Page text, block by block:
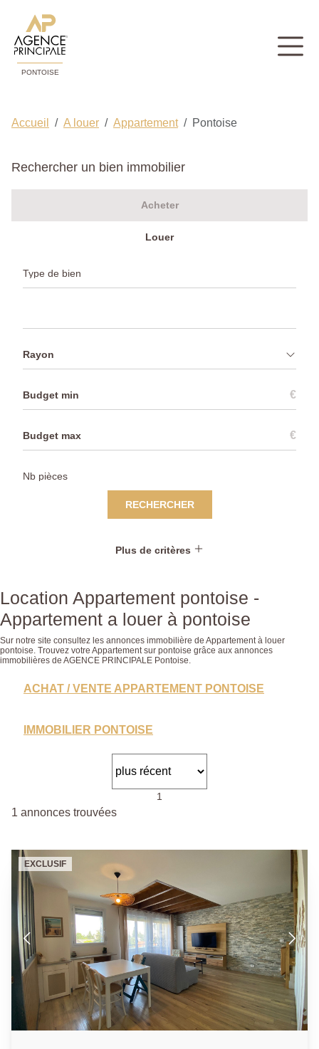
PONTOISE
Accueil A louer Appartement Pontoise
Rechercher un bien immobilier
Acheter
Louer
Rayon
€
€
RECHERCHER
Plus de critères
Location Appartement pontoise -
Appartement a louer à pontoise
Sur notre site consultez les annonces immobilière de Appartement à louer
pontoise. Trouvez votre Appartement sur pontoise grâce aux annonces
immobilières de AGENCE PRINCIPALE Pontoise.
ACHAT / VENTE APPARTEMENT PONTOISE
IMMOBILIER PONTOISE
1
1 annonces trouvées
EXCLUSIF